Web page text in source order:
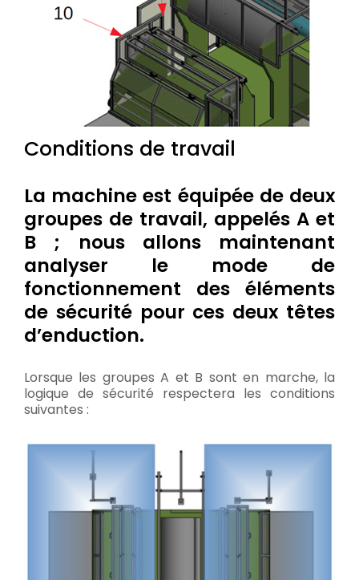
Conditions de travail
La machine est équipée de deux
groupes de travail, appelés A et
B ; nous allons maintenant
analyser le mode de
fonctionnement des éléments
de sécurité pour ces deux têtes
d’enduction.
Lorsque les groupes A et B sont en marche, la
logique de sécurité respectera les conditions
suivantes :